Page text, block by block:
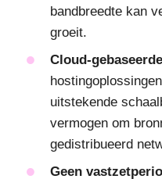
bandbreedte kan
groeit.
Cloud-
uitstekende
vermogen om
gedistribueerd
Geen